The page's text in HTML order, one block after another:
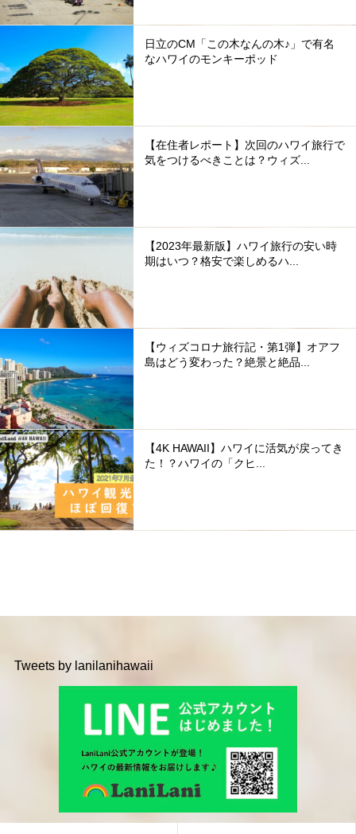
日立のCM「この木なんの木♪」で有名
なハワイのモンキーポッド
【在住者レポート】次回のハワイ旅行で
気をつけるべきことは？ウィズ...
【2023年最新版】ハワイ旅行の安い時
期はいつ？格安で楽しめるハ...
【ウィズコロナ旅行記・第1弾】オアフ
島はどう変わった？絶景と絶品...
【4K HAWAII】ハワイに活気が戻ってき
た！？ハワイの「クヒ...
Tweets by lanilanihawaii